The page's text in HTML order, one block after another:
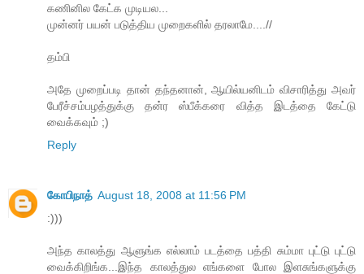
கணினில கேட்க முடியல...
முன்னர் பயன் படுத்திய முறைகளில் தரலாமே....//
தம்பி
அதே முறைப்படி தான் தந்தனான், ஆயில்யனிடம் விசாரித்து அவர்
பேரீச்சம்பழத்துக்கு தன்ர ஸ்பீக்கரை வித்த இடத்தை கேட்டு
வைக்கவும் ;)
Reply
கோபிநாத் August 18, 2008 at 11:56 PM
:)))
அந்த காலத்து ஆளுங்க எல்லாம் படத்தை பத்தி சும்மா புட்டு புட்டு
வைக்கிறிங்க...இந்த காலத்துல எங்களை போல இளசுங்களுக்கு